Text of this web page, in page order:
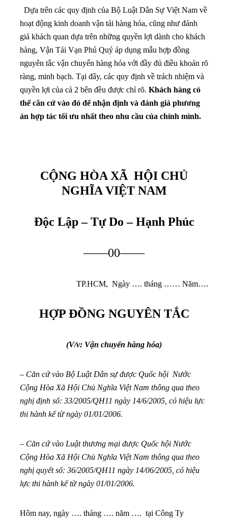
Dựa trên các quy định của Bộ Luật Dân Sự Việt Nam về
hoạt động kinh doanh vận tải hàng hóa, cũng như đánh
giá khách quan dựa trên những quyền lợi dành cho khách
hàng, Vận Tải Vạn Phú Quý áp dụng mẫu hợp đồng
nguyên tắc vận chuyển hàng hóa với đầy đủ điều khoản rõ
ràng, minh bạch. Tại đây, các quy định về trách nhiệm và
quyền lợi của cả 2 bên đều được chỉ rõ. Khách hàng có
thể căn cứ vào đó để nhận định và đánh giá phương
án hợp tác tối ưu nhất theo nhu cầu của chính mình.
CỘNG HÒA XÃ HỘI CHỦ
NGHĨA VIỆT NAM
Độc Lập – Tự Do – Hạnh Phúc
——00——
TP.HCM, Ngày …. tháng …… Năm….
HỢP ĐỒNG NGUYÊN TẮC
(V/v: Vận chuyển hàng hóa)
– Căn cứ vào Bộ Luật Dân sự được Quốc hội Nước
Cộng Hòa Xã Hội Chủ Nghĩa Việt Nam thông qua theo
nghị định số: 33/2005/QH11 ngày 14/6/2005, có hiệu lực
thi hành kể từ ngày 01/01/2006.
– Căn cứ vào Luật thương mại được Quốc hội Nước
Cộng Hòa Xã Hội Chủ Nghĩa Việt Nam thông qua theo
nghị quyết số: 36/2005/QH11 ngày 14/06/2005, có hiệu
lực thi hành kể từ ngày 01/01/2006.
Hôm nay, ngày …. tháng …. năm …. tại Công Ty